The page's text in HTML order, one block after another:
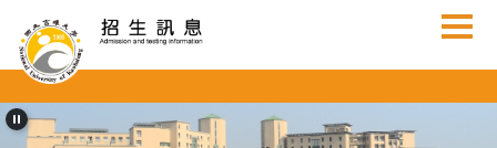
到
主
內
容